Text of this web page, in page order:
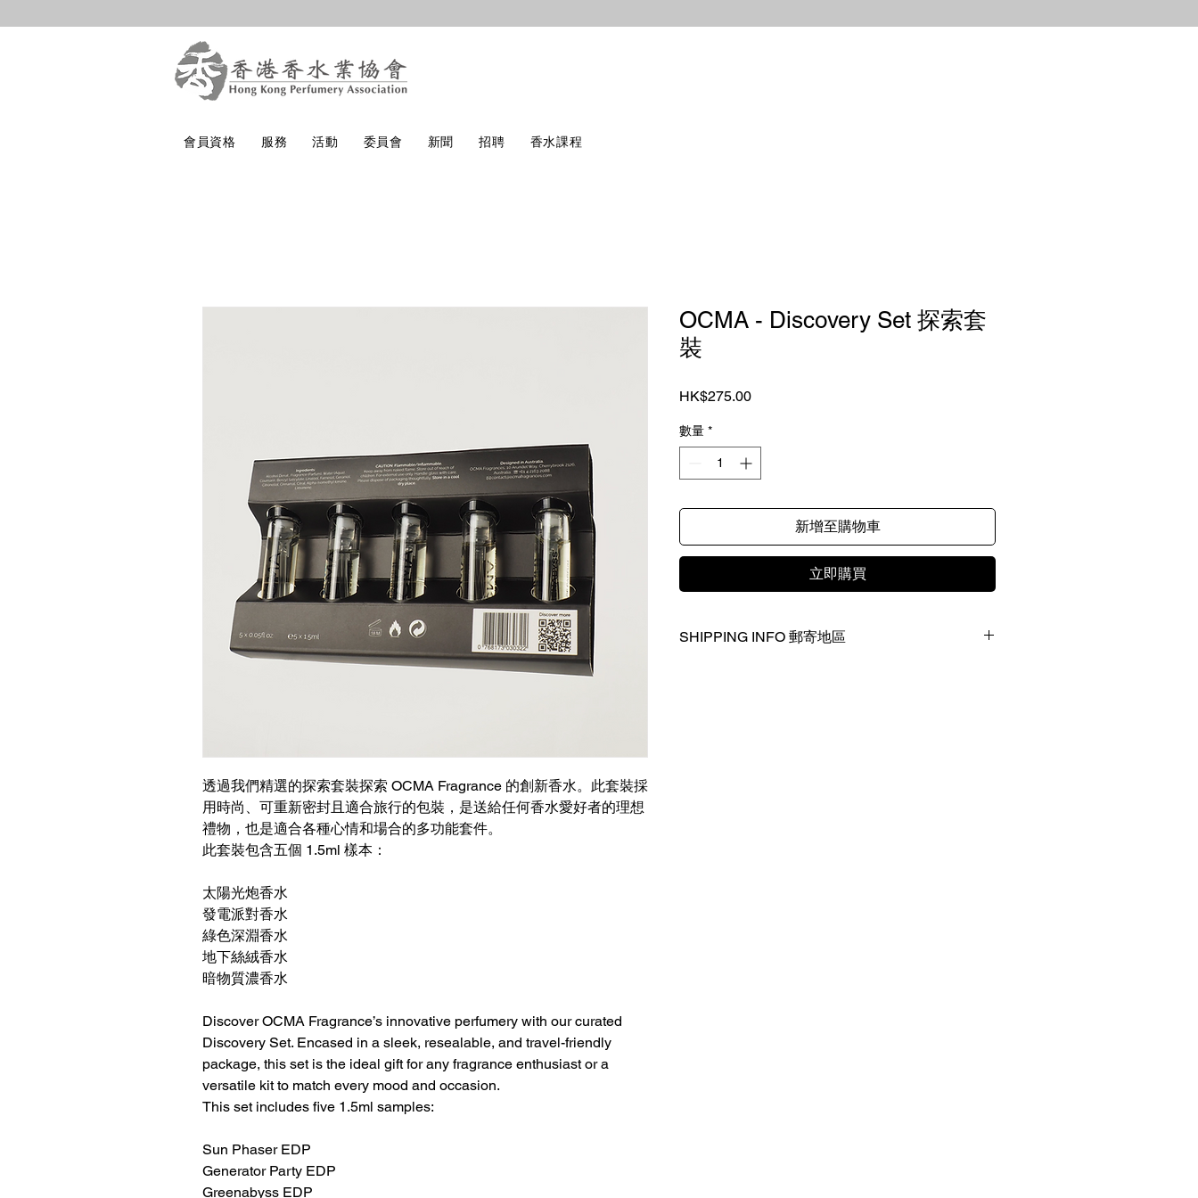
會員資格 服務 活動 委員會 新聞 招聘 香水課程
透過我們精選的探索套裝探索 OCMA Fragrance 的創新香水。此套裝採
用時尚、可重新密封且適合旅行的包裝，是送給任何香水愛好者的理想
禮物，也是適合各種心情和場合的多功能套件。
此套裝包含五個 1.5ml 樣本：
太陽光炮香水
發電派對香水
綠色深淵香水
地下絲絨香水
暗物質濃香水
Discover OCMA Fragrance’s innovative perfumery with our curated
Discovery Set. Encased in a sleek, resealable, and travel-friendly
package, this set is the ideal gift for any fragrance enthusiast or a
versatile kit to match every mood and occasion.
This set includes five 1.5ml samples:
Sun Phaser EDP
Generator Party EDP
Greenabyss EDP
OCMA - Discovery Set 探索套
裝
HK$275.00價
數量 *
新增至購物車
立即購買
SHIPPING INFO 郵寄地區